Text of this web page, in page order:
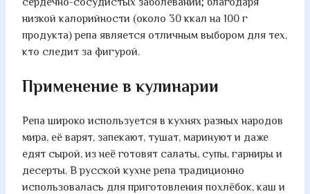
низкой калорийности (около 30 ккал на 100 г
продукта) репа является отличным выбором для тех,
кто следит за фигурой.
Применение в кулинарии
Репа широко используется в кухнях разных народов
мира, её варят, запекают, тушат, маринуют и даже
едят сырой, из неё готовят салаты, супы, гарниры и
десерты. В русской кухне репа традиционно
использовалась для приготовления похлёбок, каш и